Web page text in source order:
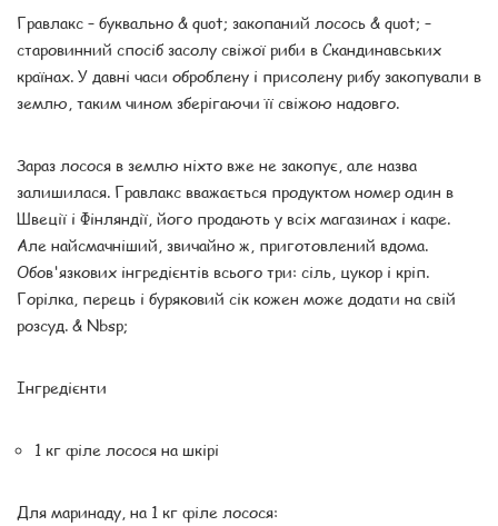
Гравлакс – буквально & quot; закопаний лосось & quot; –
старовинний спосіб засолу свіжої риби в Скандинавських
країнах. У давні часи оброблену і присолену рибу закопували в
землю, таким чином зберігаючи її свіжою надовго.
Зараз лосося в землю ніхто вже не закопує, але назва
залишилася. Гравлакс вважається продуктом номер один в
Швеції і Фінляндії, його продають у всіх магазинах і кафе.
Але найсмачніший, звичайно ж, приготовлений вдома.
Обов'язкових інгредієнтів всього три: сіль, цукор і кріп.
Горілка, перець і буряковий сік кожен може додати на свій
розсуд. & Nbsp;
Інгредієнти
1 кг філе лосося на шкірі
Для маринаду, на 1 кг філе лосося: